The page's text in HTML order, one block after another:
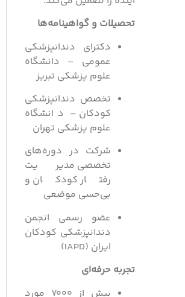
تحصیلات و گواهینامه‌ها
دکترای دندانپزشکی
عمومی – دانشگاه
علوم پزشکی تبریز
تخصص دندانپزشکی
کودکان – دانشگاه
علوم پزشکی تهران
شرکت در دوره‌های
تخصصی مدیریت
رفتار کودکان و
بی‌حسی موضعی
عضو رسمی انجمن
دندانپزشکی کودکان
تجربه حرفه‌ای
بیش از ۷۰۰۰ مورد